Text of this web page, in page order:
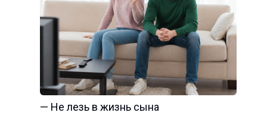
— Не лезь в жизнь сына